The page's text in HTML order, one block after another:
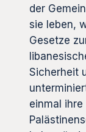
der
sie leben,
Gesetze
Sicherheit
einmal